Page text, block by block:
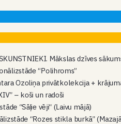
Mākslas dzīves
“Polihroms”
Ozoliņa privātkolekcija +
– koši un radoši
“Sāļie vēji“ (Laivu mājā)
“Rozes stikla burkā”